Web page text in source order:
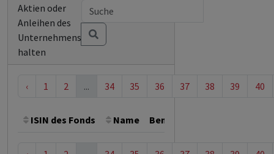
Aktien oder
Anleihen des
Unternehmens
halten
‹ 1 2 ... 34 35 36 37 38 39 40
ISIN des Fonds Name Bemerkung